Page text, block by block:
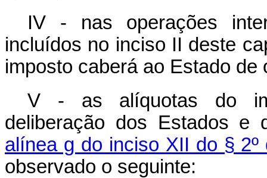
IV - nas operações
incluídos no inciso II deste
imposto caberá ao Estado de
V - as alíquotas do
deliberação dos Estados e
alínea g do inciso XII do §
observado o seguinte: